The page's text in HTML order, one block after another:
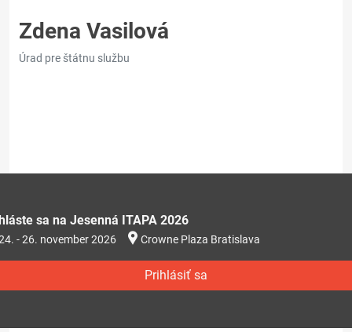
Zdena Vasilová
Úrad pre štátnu službu
sa na Jesenná ITAPA 2026
- 26. november 2026 Crowne Plaza Bratislava
Prihlásiť sa